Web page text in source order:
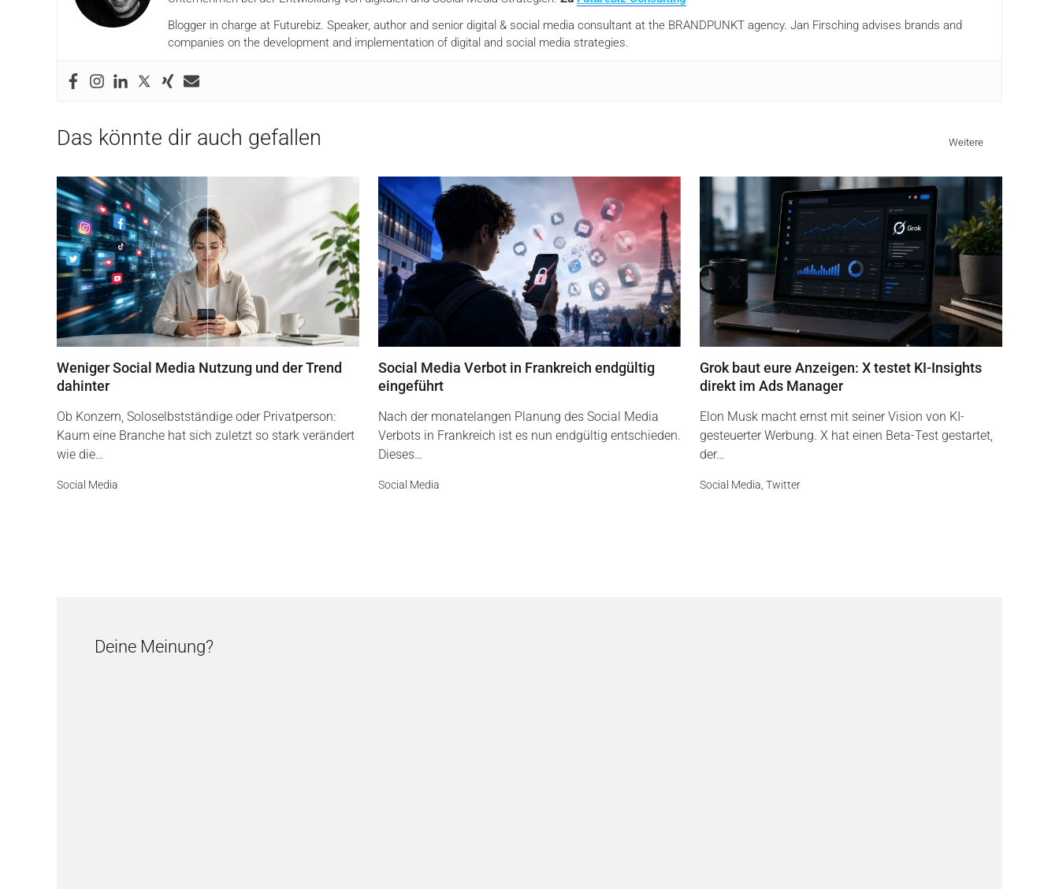
Blogger in charge at Futurebiz. Speaker, author and senior digital & social media consultant at the BRANDPUNKT agency. Jan Firsching advises brands and
companies on the development and implementation of digital and social media strategies.
Das könnte dir auch gefallen Weitere
Weniger Social Media Nutzung und der Trend
dahinter
Ob Konzern, Soloselbstständige oder Privatperson:
Kaum eine Branche hat sich zuletzt so stark verändert
wie die…
Social Media
Social Media Verbot in Frankreich endgültig
eingeführt
Nach der monatelangen Planung des Social Media
Verbots in Frankreich ist es nun endgültig entschieden.
Dieses…
Social Media
Grok baut eure Anzeigen: X testet KI-Insights
direkt im Ads Manager
Elon Musk macht ernst mit seiner Vision von KI-
gesteuerter Werbung. X hat einen Beta-Test gestartet,
der…
Social Media Twitter
Deine Meinung?